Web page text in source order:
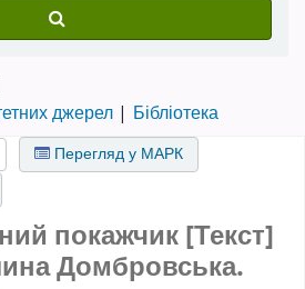
джерел
Бібліотека
Перегляд у МАРК
покажчик [Текст]
Домбровська.